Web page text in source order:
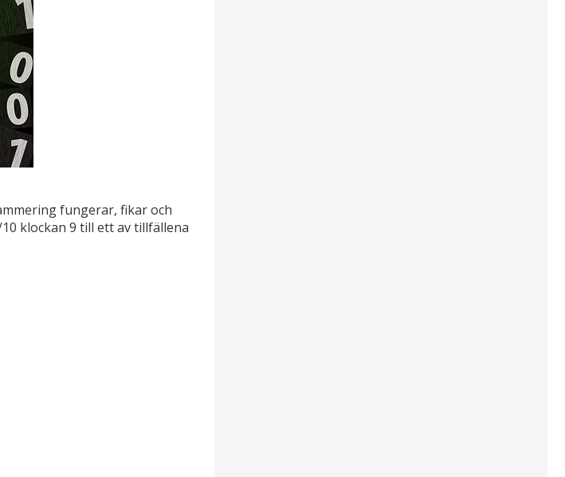
fungerar, fikar och
klockan 9 till ett av tillfällena